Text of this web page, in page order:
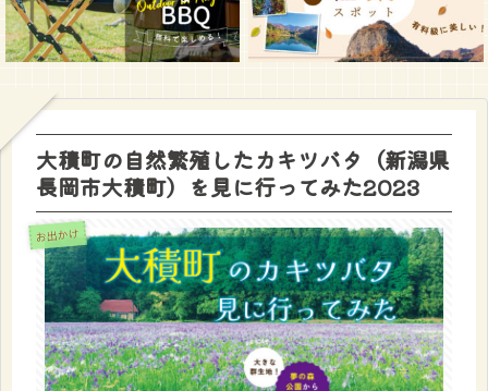
大積町の自然繁殖したカキツバタ（新潟県
長岡市大積町）を見に行ってみた2023
お出かけ